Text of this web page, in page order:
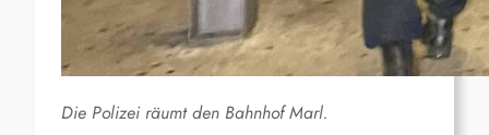
Die Polizei räumt den Bahnhof Marl.